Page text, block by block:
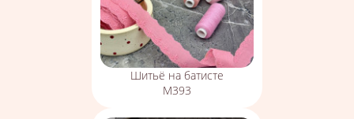
Шитьё на батисте
М393